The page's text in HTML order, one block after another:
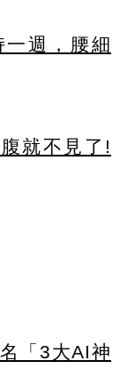
週，腰細
就不見了!
「3大AI神